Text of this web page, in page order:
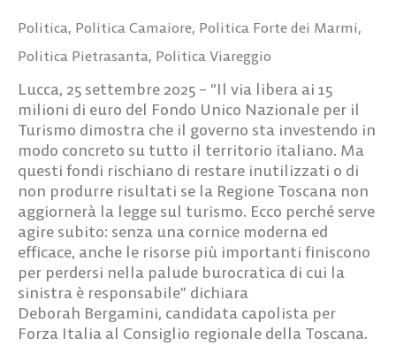
Politica, Politica Camaiore, Politica Forte dei Marmi,
Politica Pietrasanta, Politica Viareggio
Lucca, 25 settembre 2025 – “Il via libera ai 15
milioni di euro del Fondo Unico Nazionale per il
Turismo dimostra che il governo sta investendo in
modo concreto su tutto il territorio italiano. Ma
questi fondi rischiano di restare inutilizzati o di
non produrre risultati se la Regione Toscana non
aggiornerà la legge sul turismo. Ecco perché serve
agire subito: senza una cornice moderna ed
efficace, anche le risorse più importanti finiscono
per perdersi nella palude burocratica di cui la
sinistra è responsabile” dichiara
Deborah Bergamini, candidata capolista per
Forza Italia al Consiglio regionale della Toscana.